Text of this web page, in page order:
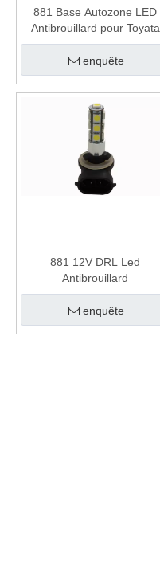
881 Base Autozone LED
Antibrouillard pour Toyata
enquête
881 12V DRL Led
Antibrouillard
enquête